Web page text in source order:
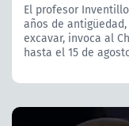
El profesor
años de
excavar, invoca al
hasta el 15 de